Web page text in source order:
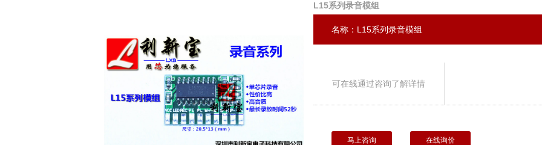
L15系列录音模组
名称：L15系列录音模组
可在线通过咨询了解详情
马上咨询 在线询价